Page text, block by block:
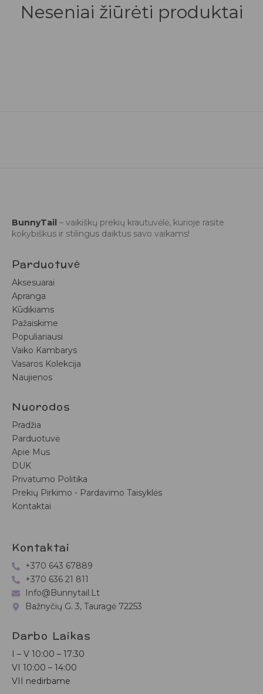
Neseniai žiūrėti produktai
BunnyTail – vaikiškų prekių krautuvėlė, kurioje rasite
kokybiškus ir stilingus daiktus savo vaikams!
Parduotuvė
Aksesuarai
Apranga
Kūdikiams
Pažaiskime
Populiariausi
Vaiko Kambarys
Vasaros Kolekcija
Naujienos
Nuorodos
Pradžia
Parduotuvė
Apie Mus
DUK
Privatumo Politika
Prekių Pirkimo - Pardavimo Taisyklės
Kontaktai
Kontaktai
+370 643 67889
+370 636 21 811
Info@bunnytail.lt
Bažnyčių G. 3, Tauragė 72253
Darbo Laikas
I – V 10:00 – 17:30
VI 10:00 – 14:00
VII nedirbame